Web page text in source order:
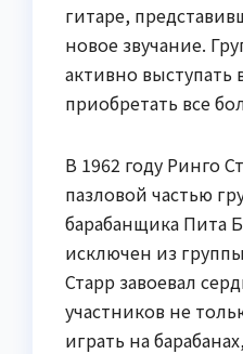
гитаре,
новое звучание.
активно выступать
приобретать все
В 1962 году Ринго
пазловой частью
барабанщика Пита
исключен из
Старр завоевал
участников не
играть на